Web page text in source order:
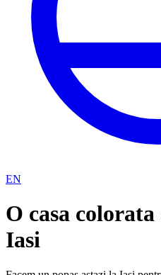
EN
O casa
Iasi